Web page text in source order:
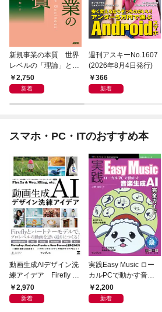
新規事業の本質 世界
レベルの「理論」と
「現場知」で描く全体
地図
2,750
新着
週刊アスキーNo.1607
(2026年8月4日発行)
366
新着
スマホ・PC・ITのおすすめ本
動画生成AIデザイン洗
練アイデア Firefly &
Veo， Kling， etc.
2,970
新着
実践Easy Music ロー
カルPCで動かす音楽
生成AI完全ガイド
2,200
新着